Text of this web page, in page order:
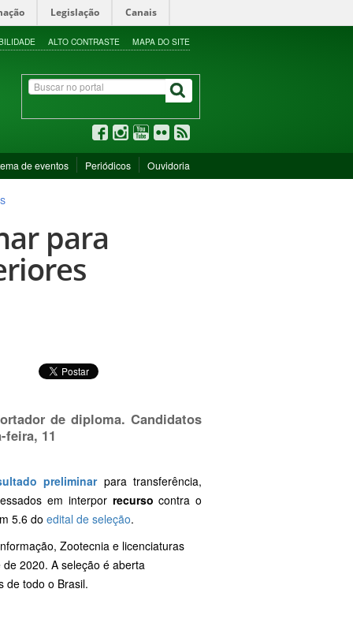
Legislação Canais
ALTO CONTRASTE MAPA DO SITE
de eventos Periódicos Ouvidoria
para
de diploma. Candidatos
11
preliminarpara transferência,
em interpor recurso contra o
5.6 do edital de seleção.
Zootecnia e licenciaturas
2020. A seleção é aberta
de todo o Brasil.